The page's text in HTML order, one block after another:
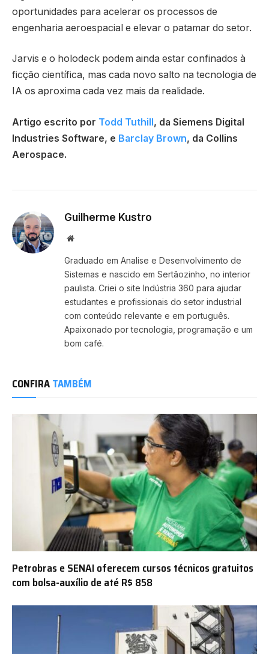
oportunidades para acelerar os processos de
engenharia aeroespacial e elevar o patamar do setor.
Jarvis e o holodeck podem ainda estar confinados à
ficção científica, mas cada novo salto na tecnologia de
IA os aproxima cada vez mais da realidade.
Artigo escrito por Todd Tuthill, da Siemens Digital
Industries Software, e Barclay Brown, da Collins
Aerospace.
Guilherme Kustro
Website
Graduado em Analise e Desenvolvimento de
Sistemas e nascido em Sertãozinho, no interior
paulista. Criei o site Indústria 360 para ajudar
estudantes e profissionais do setor industrial
com conteúdo relevante e em português.
Apaixonado por tecnologia, programação e um
bom café.
CONFIRATAMBÉM
Petrobras e SENAI oferecem cursos técnicos gratuitos
com bolsa-auxílio de até R$ 858